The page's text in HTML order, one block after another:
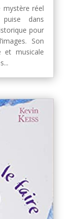
réel
dans
pour
Son
et musicale